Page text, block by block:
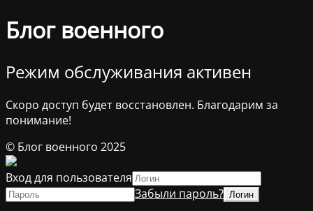
Блог военного
Режим обслуживания активен
Скоро доступ будет восстановлен. Благодарим за
понимание!
© Блог военного 2025
Вход для пользователя
Забыли пароль?